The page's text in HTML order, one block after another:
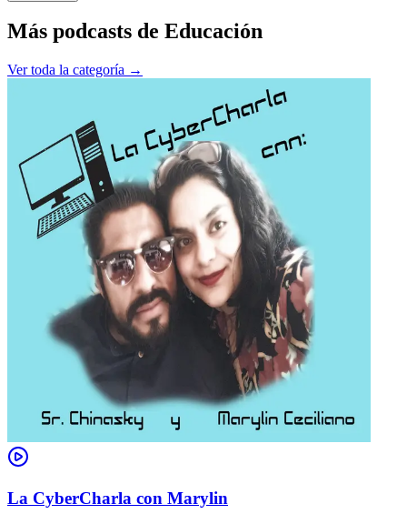
Más podcasts de Educación
Ver toda la categoría →
La CyberCharla con Marylin